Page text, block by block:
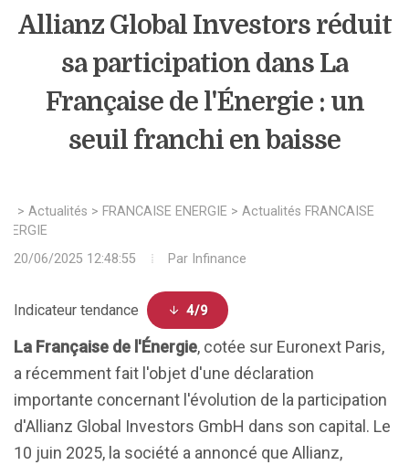
Allianz Global Investors réduit
sa participation dans La
Française de l'Énergie : un
seuil franchi en baisse
> Actualités > FRANCAISE ENERGIE > Actualités FRANCAISE
20/06/2025 12:48:55
Par Infinance
Indicateur tendance 4/9
La Française de l'Énergie, cotée sur Euronext Paris,
a récemment fait l'objet d'une déclaration
importante concernant l'évolution de la participation
d'Allianz Global Investors GmbH dans son capital. Le
10 juin 2025, la société a annoncé que Allianz,